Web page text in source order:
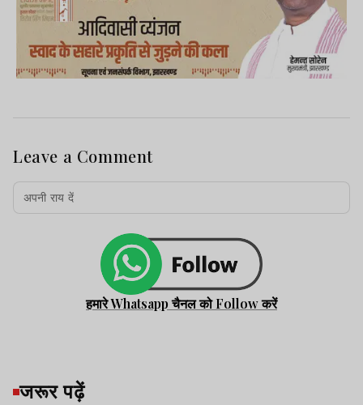
Leave a Comment
हमारे Whatsapp चैनल को Follow करें
जरूर पढ़ें